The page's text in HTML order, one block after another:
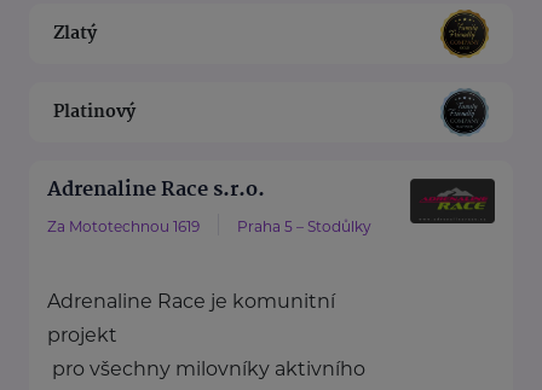
Zlatý
Platinový
Adrenaline Race s.r.o.
Za Mototechnou 1619 Praha 5 – Stodůlky
Adrenaline Race je komunitní
projekt
pro všechny milovníky aktivního